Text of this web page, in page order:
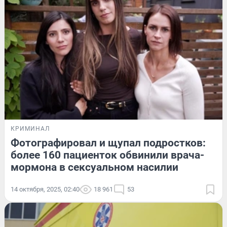
КРИМИНАЛ
Фотографировал и щупал подростков:
более 160 пациенток обвинили врача-
мормона в сексуальном насилии
14 октября, 2025, 02:40 18 961 53